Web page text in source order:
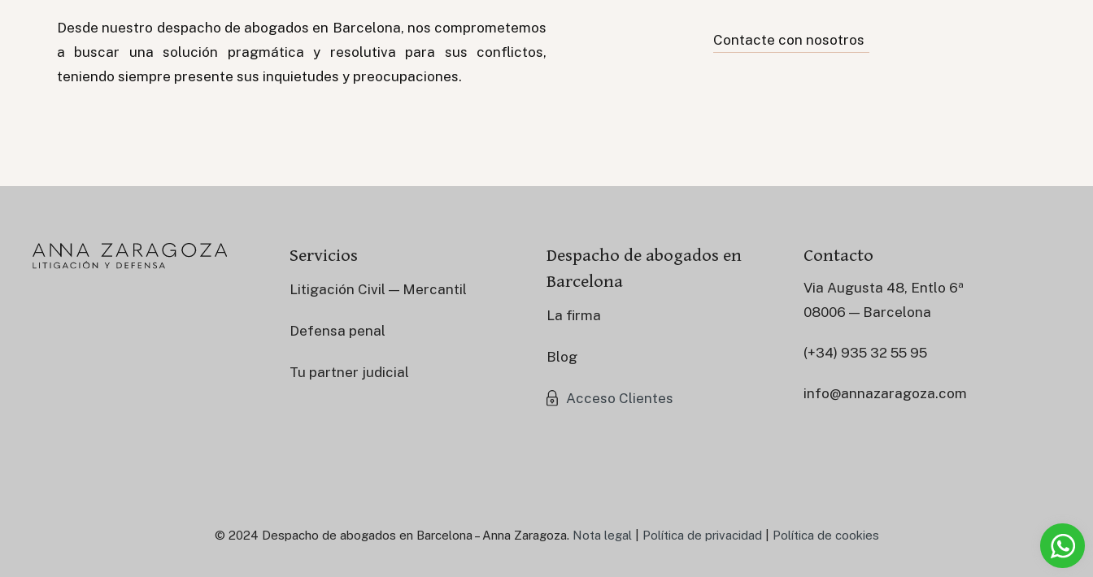
Desde nuestro despacho de abogados en Barcelona, nos comprometemos
a buscar una solución pragmática y resolutiva para sus conflictos,
teniendo siempre presente sus inquietudes y preocupaciones.
Contacte con nosotros
Servicios
Litigación Civil — Mercantil
Defensa penal
Tu partner judicial
Despacho de abogados en
Barcelona
La firma
Blog
Acceso Clientes
Contacto
Via Augusta 48, Entlo 6ª
08006 — Barcelona
(+34) 935 32 55 95
info@annazaragoza.com
© 2024 Despacho de abogados en Barcelona – Anna Zaragoza. Nota legal Política de privacidad Política de cookies